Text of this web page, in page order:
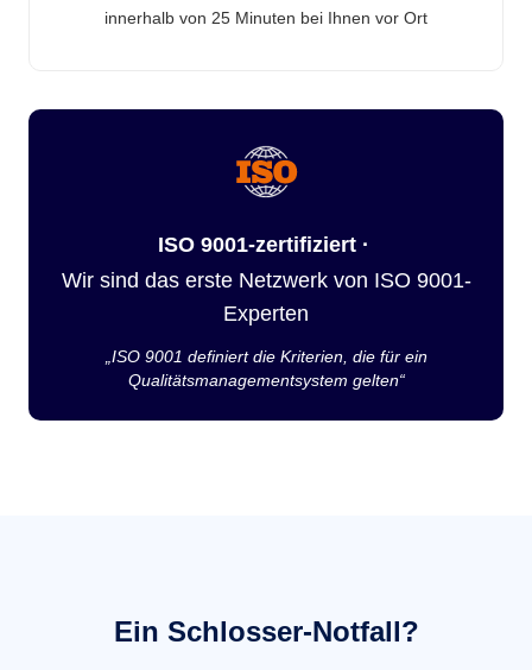
innerhalb von 25 Minuten bei Ihnen vor Ort
ISO 9001-zertifiziert ·
Wir sind das erste Netzwerk von ISO 9001-
Experten
„ISO 9001 definiert die Kriterien, die für ein
Qualitätsmanagementsystem gelten“
Ein Schlosser-Notfall?